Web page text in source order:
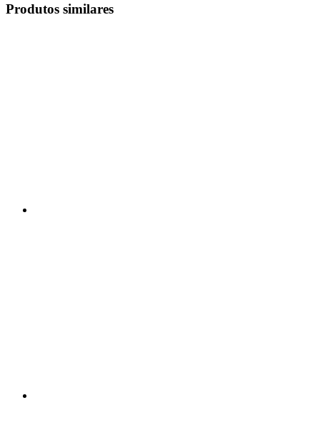
Produtos similares